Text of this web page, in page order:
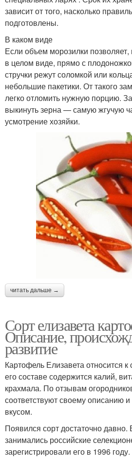
зависит от того, насколько
подготовлены.
В каком виде
Если объем морозилки позволяет,
в целом виде, прямо с
стручки режут соломкой или
небольшие пакетики. От такого
легко отломить нужную порцию.
выкинуть зерна — самую жгучую
усмотрение хозяйки.
читать дальше →
Сорт елизавета
Описание,
развитие
Картофель Елизавета относится
его составе содержится калий,
крахмала. По отзывам
соответствуют своему описанию
вкусом.
Появился сорт достаточно
занимались российские
зарегистрировали его в 1996 году.